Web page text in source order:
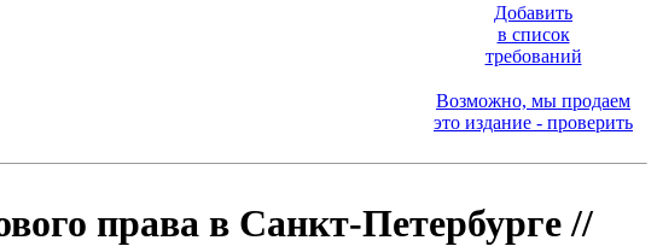
Добавить
в список
требований
Возможно, мы продаем
это издание - проверить
права в Санкт-Петербурге //